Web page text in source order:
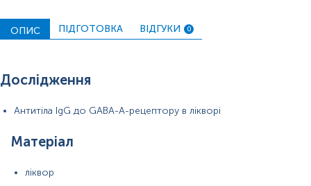
ОПИС ПІДГОТОВКА ВІДГУКИ 0
Дослідження
Антитіла IgG до GABA-A-рецептору в лікворі
Матеріал
ліквор